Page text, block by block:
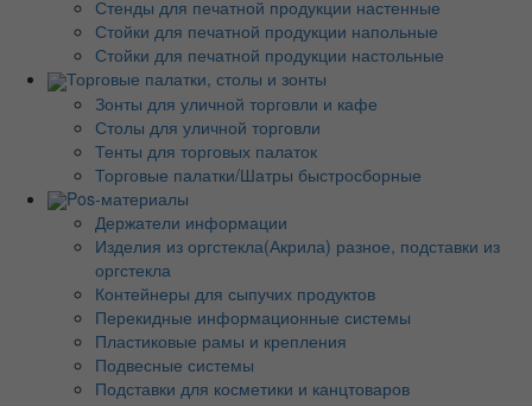
Стенды для печатной продукции настенные
Стойки для печатной продукции напольные
Стойки для печатной продукции настольные
Торговые палатки, столы и зонты
Зонты для уличной торговли и кафе
Столы для уличной торговли
Тенты для торговых палаток
Торговые палатки/Шатры быстросборные
Pos-материалы
Держатели информации
Изделия из оргстекла(Акрила) разное, подставки из
оргстекла
Контейнеры для сыпучих продуктов
Перекидные информационные системы
Пластиковые рамы и крепления
Подвесные системы
Подставки для косметики и канцтоваров